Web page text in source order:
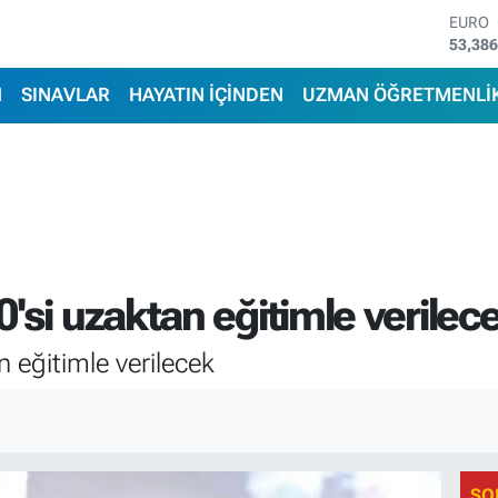
SINAVLAR HAYATIN İÇİNDEN UZMAN
uzaktan eğitimle
eğitimle verilecek